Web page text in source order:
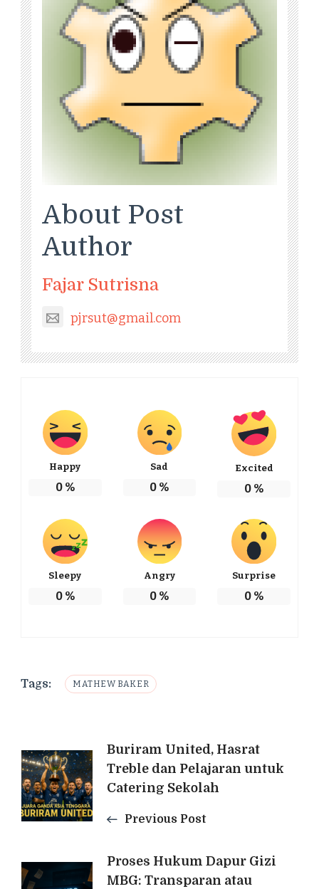
About Post
Author
Fajar Sutrisna
pjrsut@gmail.com
Happy
0%
Sad
0 %
Excited
0 %
Sleepy
0%
Angry
0 %
Surprise
0 %
Tags: MATHEW BAKER
Post
Navigation
Buriram United, Hasrat
Treble dan Pelajaran untuk
Catering Sekolah
Previous Post
Proses Hukum Dapur Gizi
MBG: Transparan atau